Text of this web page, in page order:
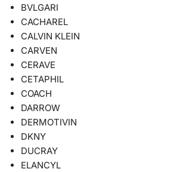
BVLGARI
CACHAREL
CALVIN KLEIN
CARVEN
CERAVE
CETAPHIL
COACH
DARROW
DERMOTIVIN
DKNY
DUCRAY
ELANCYL